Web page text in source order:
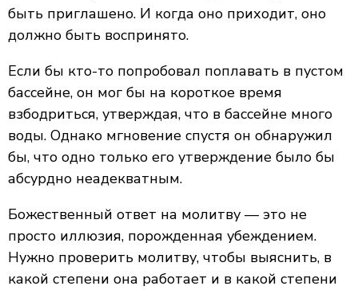
быть приглашено. И когда оно приходит, оно
должно быть воспринято.
Если бы кто-то попробовал поплавать в пустом
бассейне, он мог бы на короткое время
взбодриться, утверждая, что в бассейне много
воды. Однако мгновение спустя он обнаружил
бы, что одно только его утверждение было бы
абсурдно неадекватным.
Божественный ответ на молитву — это не
просто иллюзия, порожденная убеждением.
Нужно проверить молитву, чтобы выяснить, в
какой степени она работает и в какой степени